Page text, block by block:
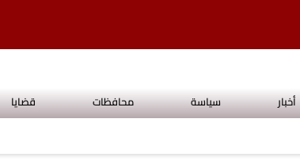
أخبار سياسة محافظات قضايا